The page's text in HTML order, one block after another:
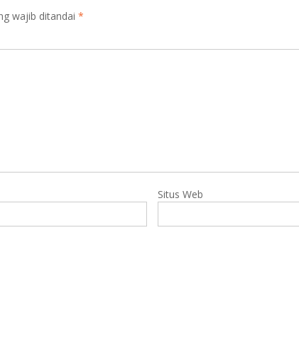
wajib ditandai *
Situs Web